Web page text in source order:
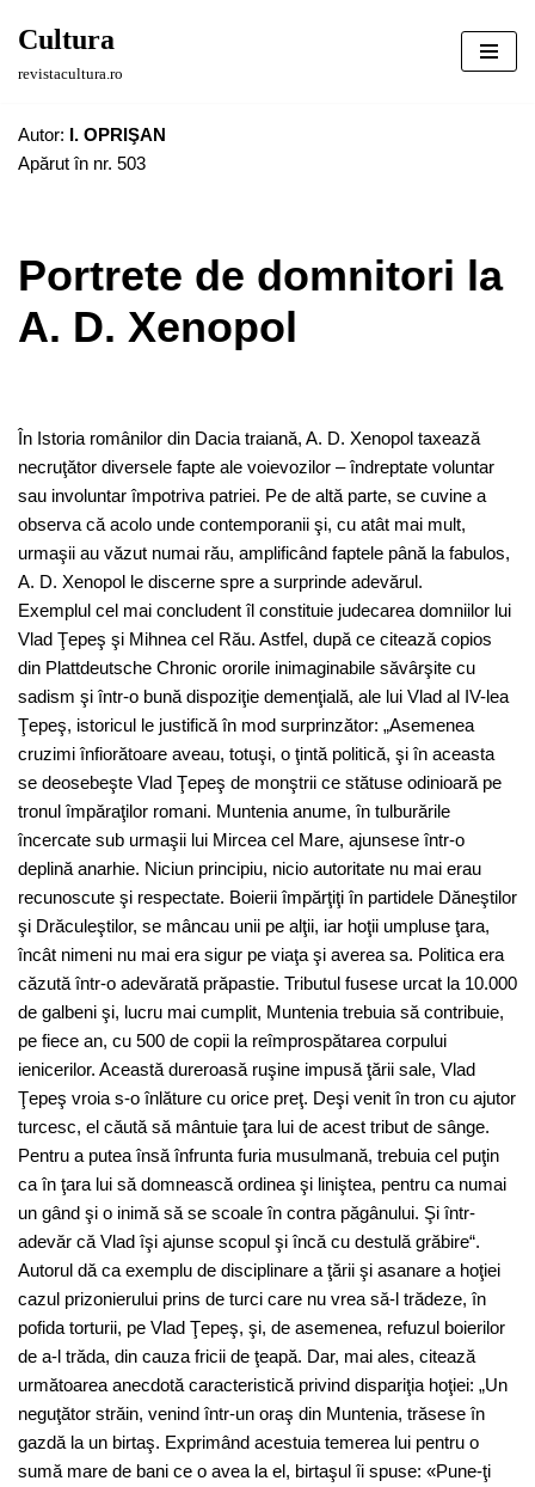
Sari
Cultura
revistacultura.ro
Autor: I. OPRIŞAN
Apărut în nr. 503
Portrete de domnitori la
A. D. Xenopol
În Istoria românilor din Dacia traiană, A. D. Xenopol taxează
necruţător diversele fapte ale voievozilor – îndreptate voluntar
sau involuntar împotriva patriei. Pe de altă parte, se cuvine a
observa că acolo unde contemporanii şi, cu atât mai mult,
urmaşii au văzut numai rău, amplificând faptele până la fabulos,
A. D. Xenopol le discerne spre a surprinde adevărul.
Exemplul cel mai concludent îl constituie judecarea domniilor lui
Vlad Ţepeş şi Mihnea cel Rău. Astfel, după ce citează copios
din Plattdeutsche Chronic ororile inimaginabile săvârşite cu
sadism şi într-o bună dispoziţie demenţială, ale lui Vlad al IV-lea
Ţepeş, istoricul le justifică în mod surprinzător: „Asemenea
cruzimi înfiorătoare aveau, totuşi, o ţintă politică, şi în aceasta
se deosebeşte Vlad Ţepeş de monştrii ce stătuse odinioară pe
tronul împăraţilor romani. Muntenia anume, în tulburările
încercate sub urmaşii lui Mircea cel Mare, ajunsese într-o
deplină anarhie. Niciun principiu, nicio autoritate nu mai erau
recunoscute şi respectate. Boierii împărţiţi în partidele Dăneştilor
şi Drăculeştilor, se mâncau unii pe alţii, iar hoţii umpluse ţara,
încât nimeni nu mai era sigur pe viaţa şi averea sa. Politica era
căzută într-o adevărată prăpastie. Tributul fusese urcat la 10.000
de galbeni şi, lucru mai cumplit, Muntenia trebuia să contribuie,
pe fiece an, cu 500 de copii la reîmprospătarea corpului
ienicerilor. Această dureroasă ruşine impusă ţării sale, Vlad
Ţepeş vroia s-o înlăture cu orice preţ. Deşi venit în tron cu ajutor
turcesc, el căută să mântuie ţara lui de acest tribut de sânge.
Pentru a putea însă înfrunta furia musulmană, trebuia cel puţin
ca în ţara lui să domnească ordinea şi liniştea, pentru ca numai
un gând şi o inimă să se scoale în contra păgânului. Şi într-
adevăr că Vlad îşi ajunse scopul şi încă cu destulă grăbire“.
Autorul dă ca exemplu de disciplinare a ţării şi asanare a hoţiei
cazul prizonierului prins de turci care nu vrea să-l trădeze, în
pofida torturii, pe Vlad Ţepeş, şi, de asemenea, refuzul boierilor
de a-l trăda, din cauza fricii de ţeapă. Dar, mai ales, citează
următoarea anecdotă caracteristică privind dispariţia hoţiei: „Un
neguţător străin, venind într-un oraş din Muntenia, trăsese în
gazdă la un birtaş. Exprimând acestuia temerea lui pentru o
sumă mare de bani ce o avea la el, birtaşul îi spuse: «Pune-ţi